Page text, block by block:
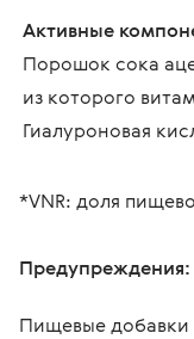
Активные
Порошок сока
из которого
Гиалуроновая
*VNR: доля
Предупреждения:
Пищевые добавки